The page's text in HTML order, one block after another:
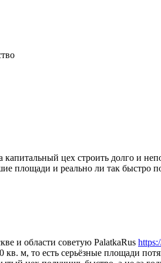
цех строить долго и
площади и реально ли так быстро
и области советую PalatkaRus
м, то есть серьёзные площади